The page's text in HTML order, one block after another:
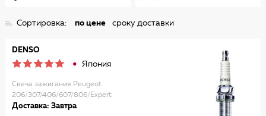
Сортировка: по цене сроку доставки
DENSO
Япония
Свеча зажигания Peugeot
206/307/406/607/806/Expert
Доставка: Завтра